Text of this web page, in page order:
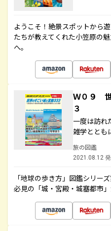
ようこそ！絶景スポットから
たちが教えてくれた小笠原の
へ。
Ｗ０９ 世
３
一度は訪れ
雑学ととも
旅の図鑑
2021.08.12
「地球の歩き方」図鑑シリー
必見の「城・宮殿・城塞都市」